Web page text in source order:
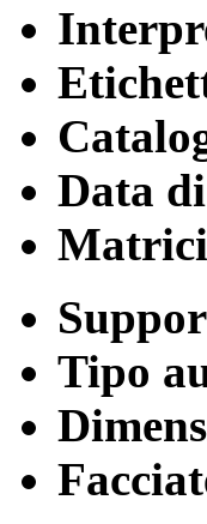
Data
Matrici
Tipo